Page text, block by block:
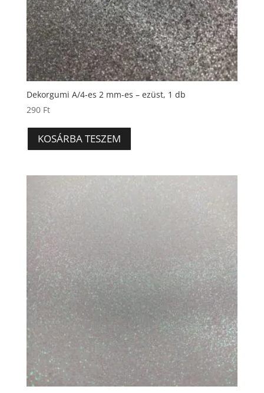
Dekorgumi A/4-es 2 mm-es – ezüst, 1 db
290 Ft
KOSÁRBA TESZEM